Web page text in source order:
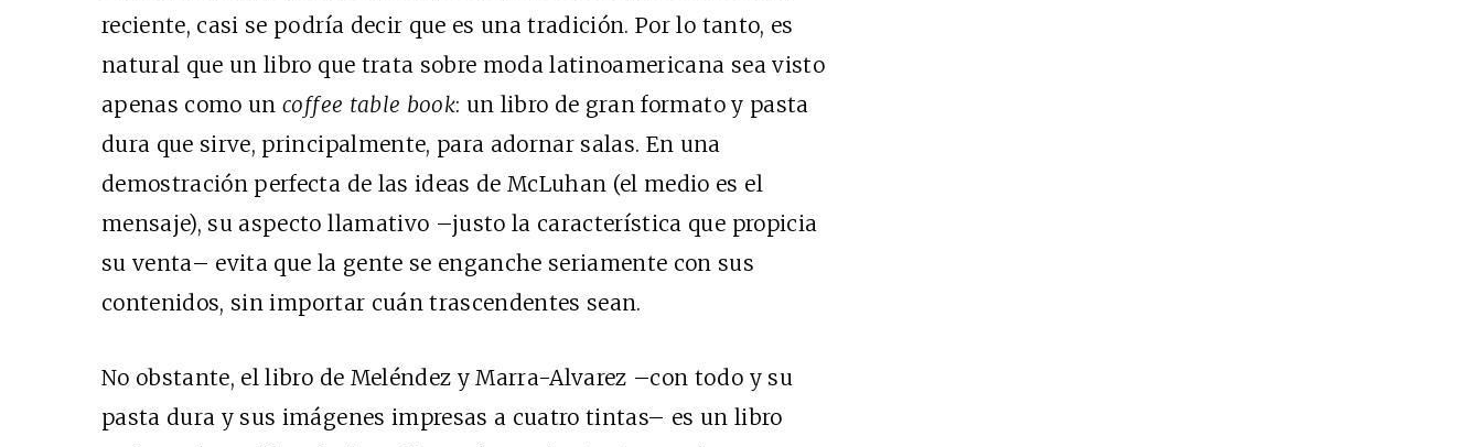
reciente, casi se podría decir que es una tradición. Por lo tanto, es
natural que un libro que trata sobre moda latinoamericana sea visto
apenas como un coffee table book: un libro de gran formato y pasta
dura que sirve, principalmente, para adornar salas. En una
demostración perfecta de las ideas de McLuhan (el medio es el
mensaje), su aspecto llamativo –justo la característica que propicia
su venta– evita que la gente se enganche seriamente con sus
contenidos, sin importar cuán trascendentes sean.
No obstante, el libro de Meléndez y Marra-Alvarez –con todo y su
pasta dura y sus imágenes impresas a cuatro tintas– es un libro